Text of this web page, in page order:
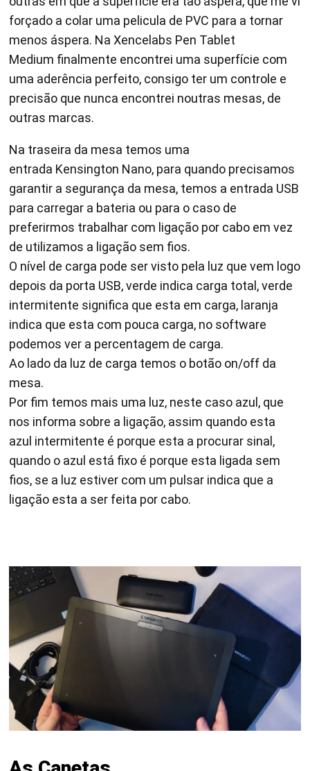
forçado a colar uma pelicula de PVC para a tornar
menos áspera. Na Xencelabs Pen Tablet
Medium finalmente encontrei uma superfície com
uma aderência perfeito, consigo ter um controle e
precisão que nunca encontrei noutras mesas, de
outras marcas.
Na traseira da mesa temos uma
entrada Kensington Nano, para quando precisamos
garantir a segurança da mesa, temos a entrada USB
para carregar a bateria ou para o caso de
preferirmos trabalhar com ligação por cabo em vez
de utilizamos a ligação sem fios.
O nível de carga pode ser visto pela luz que vem logo
depois da porta USB, verde indica carga total, verde
intermitente significa que esta em carga, laranja
indica que esta com pouca carga, no software
podemos ver a percentagem de carga.
Ao lado da luz de carga temos o botão on/off da
mesa.
Por fim temos mais uma luz, neste caso azul, que
nos informa sobre a ligação, assim quando esta
azul intermitente é porque esta a procurar sinal,
quando o azul está fixo é porque esta ligada sem
fios, se a luz estiver com um pulsar indica que a
ligação esta a ser feita por cabo.